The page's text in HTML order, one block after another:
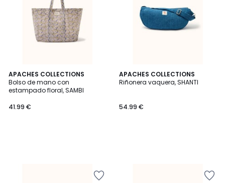
APACHES COLLECTIONS
Bolso de mano con
estampado floral, SAMBI
41.99 €
APACHES COLLECTIONS
Riñonera vaquera, SHANTI
54.99 €